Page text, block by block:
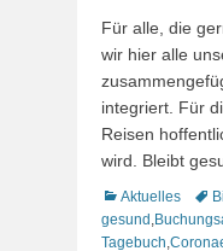
Für alle, die
wir hier alle
integriert. Für
Reisen
wird. Bleibt
Kategorien
Aktuelles
gesund ,
Tagebuch,